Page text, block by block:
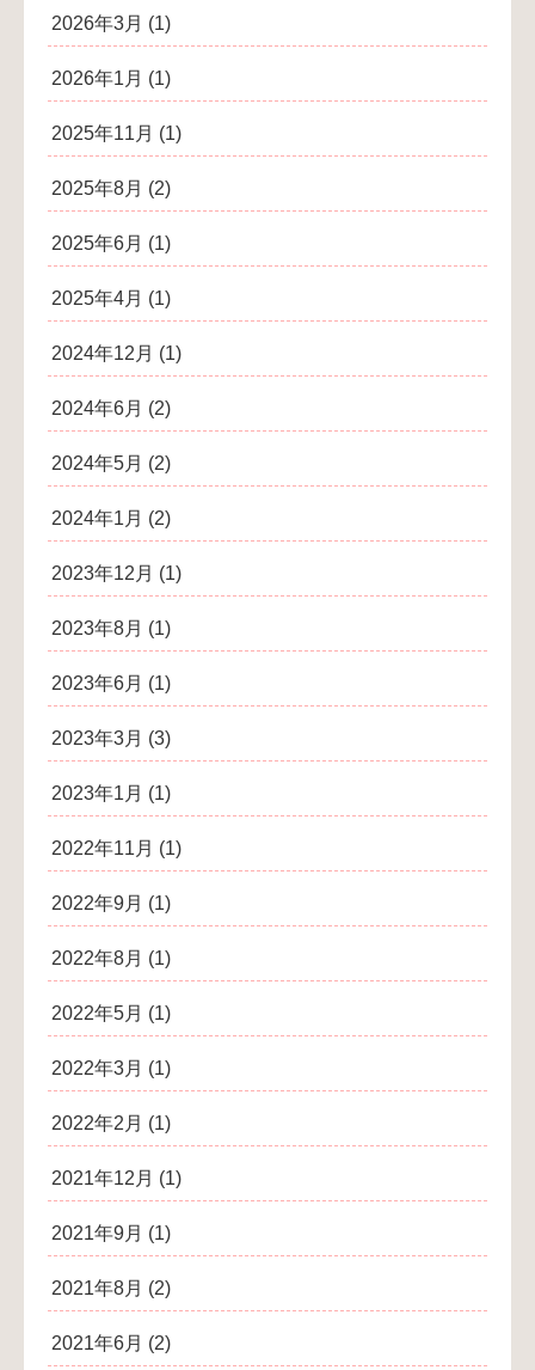
2026年3月 (1)
2026年1月 (1)
2025年11月 (1)
2025年8月 (2)
2025年6月 (1)
2025年4月 (1)
2024年12月 (1)
2024年6月 (2)
2024年5月 (2)
2024年1月 (2)
2023年12月 (1)
2023年8月 (1)
2023年6月 (1)
2023年3月 (3)
2023年1月 (1)
2022年11月 (1)
2022年9月 (1)
2022年8月 (1)
2022年5月 (1)
2022年3月 (1)
2022年2月 (1)
2021年12月 (1)
2021年9月 (1)
2021年8月 (2)
2021年6月 (2)